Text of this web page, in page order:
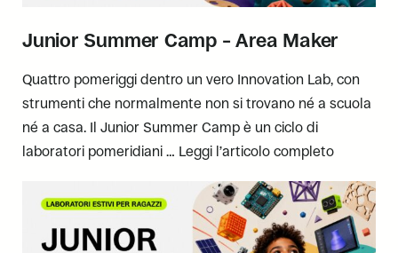
Junior Summer Camp – Area Maker
Quattro pomeriggi dentro un vero Innovation Lab, con
strumenti che normalmente non si trovano né a scuola
né a casa. Il Junior Summer Camp è un ciclo di
laboratori pomeridiani … Leggi l’articolo completo